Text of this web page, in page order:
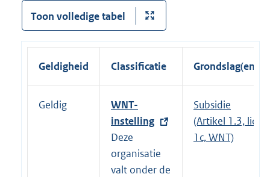
Toon volledige tabel
Geldigheid Classificatie Grondslag(en)
Geldig
E
x
t
e
r
WNT-
instelling
Deze
organisatie
valt onder de
Subsidie
(Artikel 1.3, lid
1c, WNT)